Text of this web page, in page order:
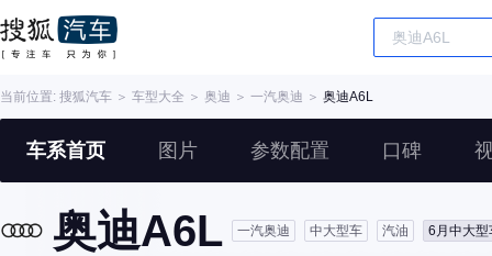
当前位置: 搜狐汽车 ＞ 车型大全 ＞ 奥迪 ＞ 一汽奥迪 ＞ 奥迪A6L
车系首页 图片 参数配置 口碑
奥迪A6L 一汽奥迪 中大型车 汽油 6月中大型